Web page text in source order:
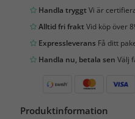
Handla tryggtVi är
Alltid fri fraktVid köp över
Expressleverans Få ditt
Handla nu, betala sen Välj
Produktinformation